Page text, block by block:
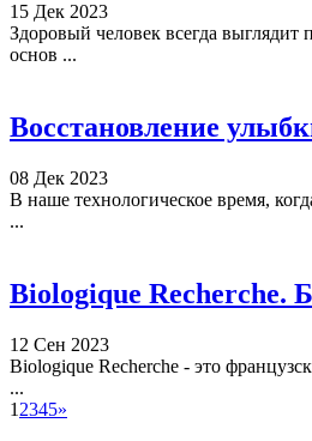
15 Дек 2023
Здоровый человек всегда
основ ...
Восстановление
08 Дек 2023
В наше технологическое время,
...
Biologique Recherche.
12 Сен 2023
Biologique Recherche - это
...
1 2345»